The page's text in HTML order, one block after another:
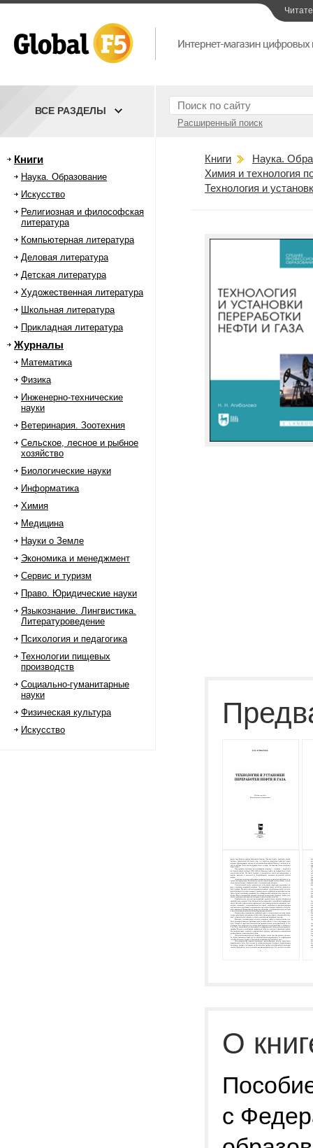
Расширенный поиск
ВСЕ РАЗДЕЛЫ
Книги
Наука. Образование
Искусство
Религиозная и философская
литература
Компьютерная литература
Деловая литература
Детская литература
Художественная литература
Школьная литература
Прикладная литература
Журналы
Математика
Физика
Инженерно-технические
науки
Ветеринария. Зоотехния
Сельское, лесное и рыбное
хозяйство
Биологические науки
Информатика
Химия
Медицина
Науки о Земле
Экономика и менеджмент
Сервис и туризм
Право. Юридические науки
Языкознание. Лингвистика.
Литературоведение
Психология и педагогика
Технологии пищевых
производств
Социально-гуманитарные
науки
Физическая культура
Искусство
Книги
Наука.
Химия и технология
Технология и
О
с